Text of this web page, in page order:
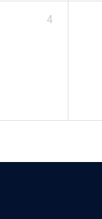
4